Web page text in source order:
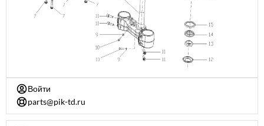
Войти
parts@pik-td.ru